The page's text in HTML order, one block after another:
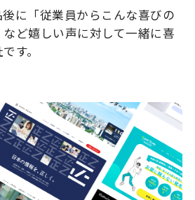
に「従業員からこんな喜びの
ど嬉しい声に対して一緒に喜
す。